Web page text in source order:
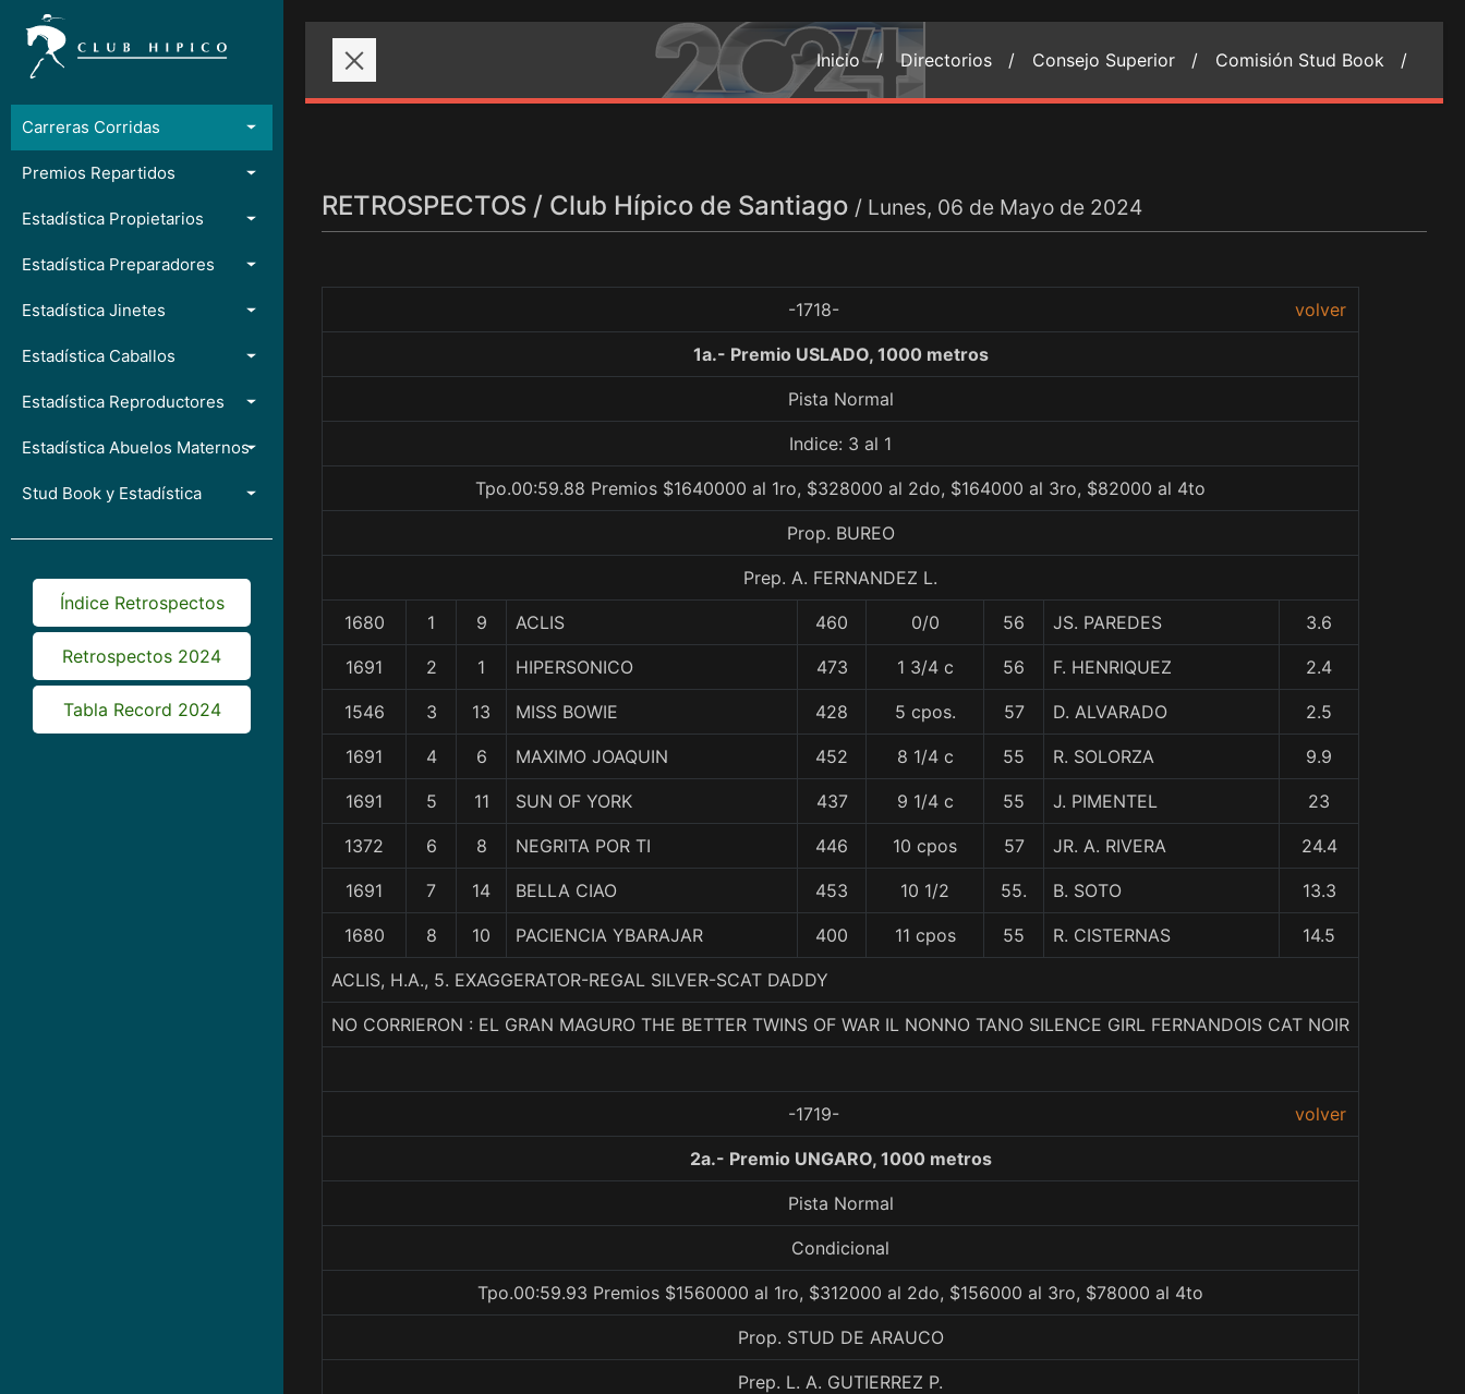
Carreras Corridas
Premios Repartidos
Estadística Propietarios
Estadística Preparadores
Estadística Jinetes
Estadística Caballos
Estadística Reproductores
Estadística Abuelos Maternos
Stud Book y Estadística
Índice Retrospectos
Retrospectos 2024
Tabla Record 2024
Inicio / Directorios / Consejo Superior / Comisión Stud Book /
RETROSPECTOS / Club Hípico de Santiago / Lunes, 06 de Mayo de 2024
-1718- volver
1a.- Premio USLADO, 1000 metros
Pista Normal
Indice: 3 al 1
Tpo.00:59.88 Premios $1640000 al 1ro, $328000 al 2do, $164000 al 3ro, $82000 al 4to
Prop. BUREO
Prep. A. FERNANDEZ L.
1680 1 9 ACLIS 460 0/0 56 JS. PAREDES 3.6
1691 2 1 HIPERSONICO 473 1 3/4 c 56 F. HENRIQUEZ 2.4
1546 3 13 MISS BOWIE 428 5 cpos. 57 D. ALVARADO 2.5
1691 4 6 MAXIMO JOAQUIN 452 8 1/4 c 55 R. SOLORZA 9.9
1691 5 11 SUN OF YORK 437 9 1/4 c 55 J. PIMENTEL 23
1372 6 8 NEGRITA POR TI 446 10 cpos 57 JR. A. RIVERA 24.4
1691 7 14 BELLA CIAO 453 10 1/2 55. B. SOTO 13.3
1680 8 10 PACIENCIA YBARAJAR 400 11 cpos 55 R. CISTERNAS 14.5
ACLIS, H.A., 5. EXAGGERATOR-REGAL SILVER-SCAT DADDY
NO CORRIERON : EL GRAN MAGURO THE BETTER TWINS OF WAR IL NONNO TANO SILENCE GIRL FERNANDOIS CAT NOIR
-1719- volver
2a.- Premio UNGARO, 1000 metros
Pista Normal
Condicional
Tpo.00:59.93 Premios $1560000 al 1ro, $312000 al 2do, $156000 al 3ro, $78000 al 4to
Prop. STUD DE ARAUCO
Prep. L. A. GUTIERREZ P.